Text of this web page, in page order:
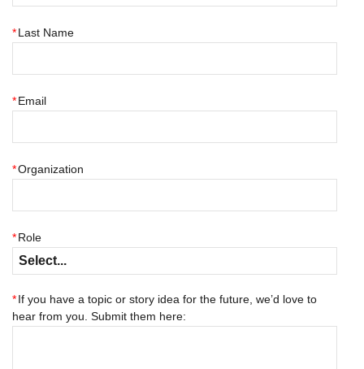
*Last Name
*Email
*Organization
*Role
*If you have a topic or story idea for the future, we’d love to
hear from you. Submit them here: